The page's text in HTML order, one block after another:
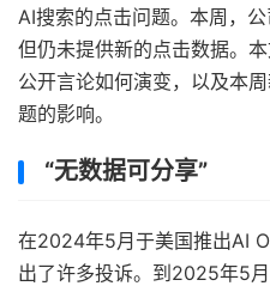
AI搜索的点击问题。本周，
但仍未提供新的点击数据。
公开言论如何演变，以及本
题的影响。
“无数据可分享”
在2024年5月于美国推出AI
出了许多投诉。到2025年5